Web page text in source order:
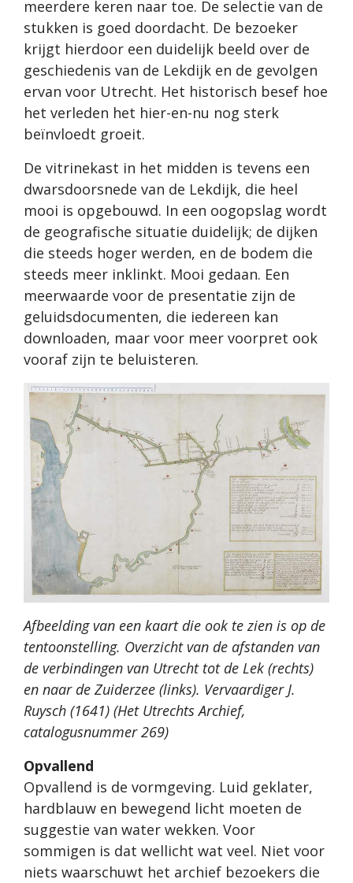
meerdere keren naar toe. De selectie van de
stukken is goed doordacht. De bezoeker
krijgt hierdoor een duidelijk beeld over de
geschiedenis van de Lekdijk en de gevolgen
ervan voor Utrecht. Het historisch besef hoe
het verleden het hier-en-nu nog sterk
beïnvloedt groeit.
De vitrinekast in het midden is tevens een
dwarsdoorsnede van de Lekdijk, die heel
mooi is opgebouwd. In een oogopslag wordt
de geografische situatie duidelijk; de dijken
die steeds hoger werden, en de bodem die
steeds meer inklinkt. Mooi gedaan. Een
meerwaarde voor de presentatie zijn de
geluidsdocumenten, die iedereen kan
downloaden, maar voor meer voorpret ook
vooraf zijn te beluisteren.
Afbeelding van een kaart die ook te zien is op de
tentoonstelling. Overzicht van de afstanden van
de verbindingen van Utrecht tot de Lek (rechts)
en naar de Zuiderzee (links). Vervaardiger J.
Ruysch (1641) (Het Utrechts Archief,
catalogusnummer 269)
Opvallend
Opvallend is de vormgeving. Luid geklater,
hardblauw en bewegend licht moeten de
suggestie van water wekken. Voor
sommigen is dat wellicht wat veel. Niet voor
niets waarschuwt het archief bezoekers die